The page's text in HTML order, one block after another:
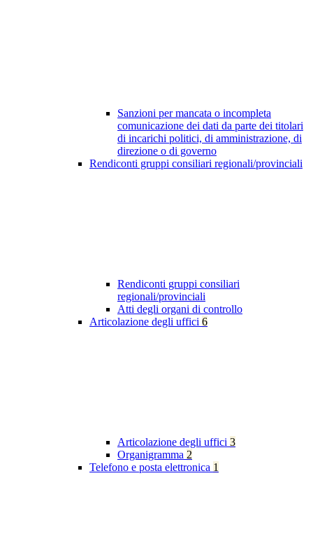
Sanzioni per mancata o incompleta
comunicazione dei dati da parte dei titolari
di incarichi politici, di amministrazione, di
direzione o di governo
Rendiconti gruppi consiliari regionali/provinciali
Rendiconti gruppi consiliari
regionali/provinciali
Atti degli organi di controllo
Articolazione degli uffici 6
Articolazione degli uffici 3
Organigramma 2
Telefono e posta elettronica 1